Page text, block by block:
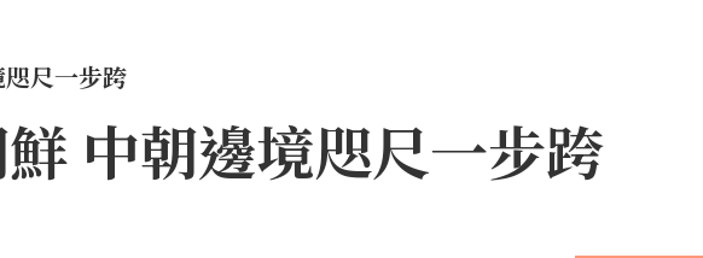
尺一步跨
中朝邊境咫尺一步跨